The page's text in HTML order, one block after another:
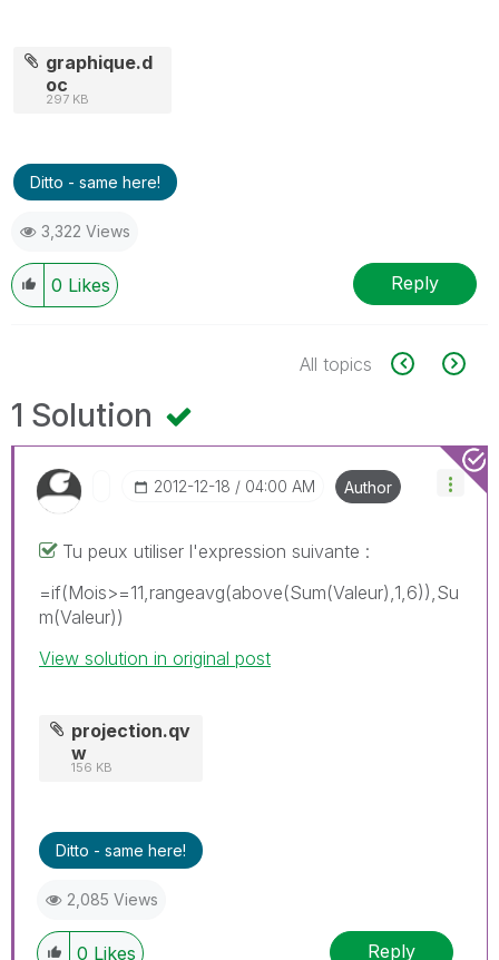
graphique.d
oc
297 KB
Ditto - same here!
3,322 Views
0 Likes Reply
All topics
1 Solution
‎2012-12-18 04:00 AM Author
Tu peux utiliser l'expression suivante :
=if(Mois>=11,rangeavg(above(Sum(Valeur),1,6)),Su
m(Valeur))
View solution in original post
projection.qv
w
156 KB
Ditto - same here!
2,085 Views
0 Likes Reply